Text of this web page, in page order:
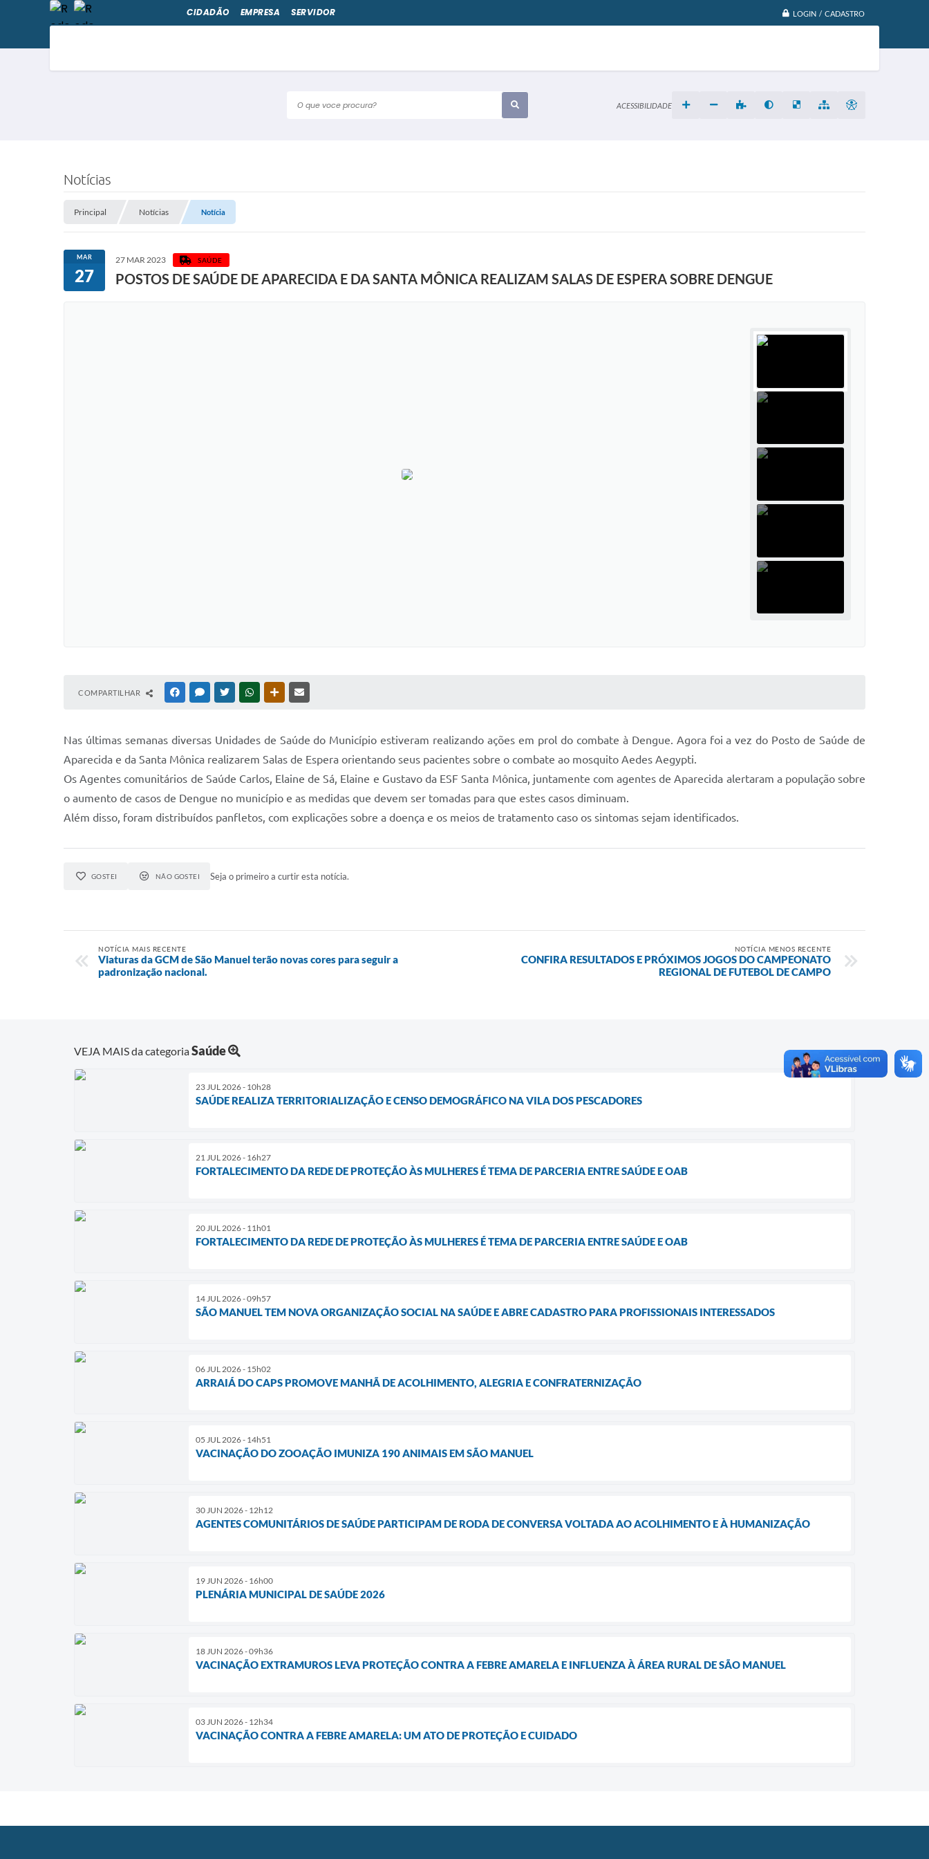
LOGIN / CADASTRO
O que voce procura?
CIDADÃO EMPRESA SERVIDOR
ACESSIBILIDADE
Notícias
Principal Notícias Notícia
MAR
27
27 MAR 2023 SAÚDE
POSTOS DE SAÚDE DE APARECIDA E DA SANTA MÔNICA REALIZAM SALAS DE ESPERA SOBRE DENGUE
COMPARTILHAR FACEBOOKMESSENGER
TWITTERWHATSAPPOUTRAS MÍDIAS
Nas últimas semanas diversas Unidades de Saúde do Município estiveram realizando ações em prol do combate à Dengue. Agora foi a vez do Posto de Saúde de
Aparecida e da Santa Mônica realizarem Salas de Espera orientando seus pacientes sobre o combate ao mosquito Aedes Aegypti.
Os Agentes comunitários de Saúde Carlos, Elaine de Sá, Elaine e Gustavo da ESF Santa Mônica, juntamente com agentes de Aparecida alertaram a população sobre
o aumento de casos de Dengue no município e as medidas que devem ser tomadas para que estes casos diminuam.
Além disso, foram distribuídos panfletos, com explicações sobre a doença e os meios de tratamento caso os sintomas sejam identificados.
GOSTEI NÃO GOSTEI Seja o primeiro a curtir esta notícia.
NOTÍCIA MAIS RECENTE
Viaturas da GCM de São Manuel terão novas cores para seguir a
padronização nacional.
NOTÍCIA MENOS RECENTE
CONFIRA RESULTADOS E PRÓXIMOS JOGOS DO CAMPEONATO
REGIONAL DE FUTEBOL DE CAMPO
VEJA MAIS da categoriaSaúde
23 JUL 2026 - 10h28
SAÚDE REALIZA TERRITORIALIZAÇÃO E CENSO DEMOGRÁFICO NA VILA DOS PESCADORES
21 JUL 2026 - 16h27
FORTALECIMENTO DA REDE DE PROTEÇÃO ÀS MULHERES É TEMA DE PARCERIA ENTRE SAÚDE E OAB
20 JUL 2026 - 11h01
FORTALECIMENTO DA REDE DE PROTEÇÃO ÀS MULHERES É TEMA DE PARCERIA ENTRE SAÚDE E OAB
14 JUL 2026 - 09h57
SÃO MANUEL TEM NOVA ORGANIZAÇÃO SOCIAL NA SAÚDE E ABRE CADASTRO PARA PROFISSIONAIS INTERESSADOS
06 JUL 2026 - 15h02
ARRAIÁ DO CAPS PROMOVE MANHÃ DE ACOLHIMENTO, ALEGRIA E CONFRATERNIZAÇÃO
05 JUL 2026 - 14h51
VACINAÇÃO DO ZOOAÇÃO IMUNIZA 190 ANIMAIS EM SÃO MANUEL
30 JUN 2026 - 12h12
AGENTES COMUNITÁRIOS DE SAÚDE PARTICIPAM DE RODA DE CONVERSA VOLTADA AO ACOLHIMENTO E À HUMANIZAÇÃO
19 JUN 2026 - 16h00
PLENÁRIA MUNICIPAL DE SAÚDE 2026
18 JUN 2026 - 09h36
VACINAÇÃO EXTRAMUROS LEVA PROTEÇÃO CONTRA A FEBRE AMARELA E INFLUENZA À ÁREA RURAL DE SÃO MANUEL
03 JUN 2026 - 12h34
VACINAÇÃO CONTRA A FEBRE AMARELA: UM ATO DE PROTEÇÃO E CUIDADO